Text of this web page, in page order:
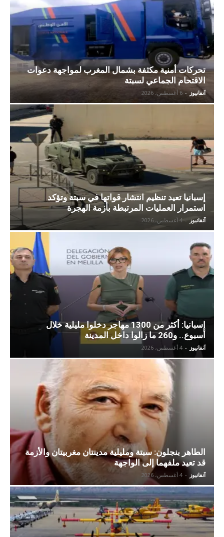
تحركات أمنية مكثفة بشمال المغرب لمواجهة دعوات
الاقتحام الجماعي لسبتة
آنفانيوز - 6 أغسطس، 2026
إسبانيا تعيد تنظيم انتشار قواتها في سبتة وتؤكد
استمرار العمليات المرتبطة بأزمة الهجرة
آنفانيوز - 4 أغسطس، 2026
إسبانيا: أكثر من 1300 مهاجر دخلوا مليلية خلال
أسبوع.. و260 ما زالوا داخل المدينة
آنفانيوز - 4 أغسطس، 2026
الطاهر بنجلون: سبتة ومليلية مدينتان مغربيتان والأزمة
قد تعيد ملفهما إلى الواجهة
آنفانيوز - 4 أغسطس، 2026